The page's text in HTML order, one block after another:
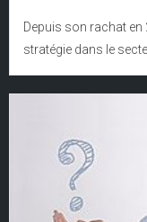
Depuis son rachat
stratégie dans le